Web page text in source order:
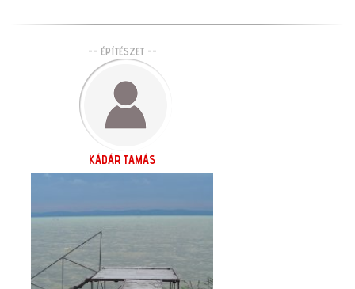
-- ÉPÍTÉSZET --
KÁDÁR TAMÁS